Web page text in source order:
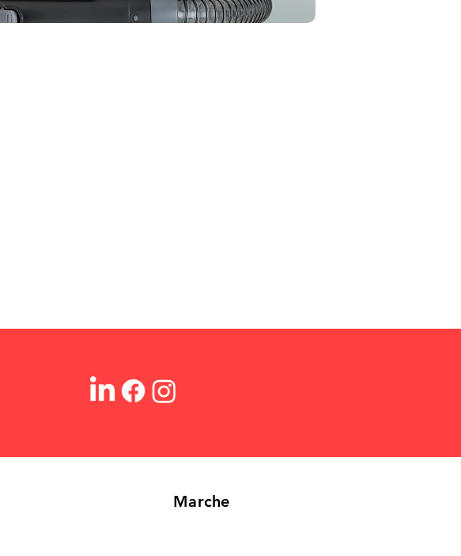
Marche